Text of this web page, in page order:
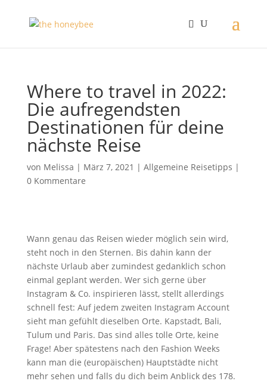
Where to travel in 2022:
Die aufregendsten
Destinationen für deine
nächste Reise
von Melissa | März 7, 2021 | Allgemeine Reisetipps |
0 Kommentare
Wann genau das Reisen wieder möglich sein wird,
steht noch in den Sternen. Bis dahin kann der
nächste Urlaub aber zumindest gedanklich schon
einmal geplant werden. Wer sich gerne über
Instagram & Co. inspirieren lässt, stellt allerdings
schnell fest: Auf jedem zweiten Instagram Account
sieht man gefühlt dieselben Orte. Kapstadt, Bali,
Tulum und Paris. Das sind alles tolle Orte, keine
Frage! Aber spätestens nach den Fashion Weeks
kann man die (europäischen) Hauptstädte nicht
mehr sehen und falls du dich beim Anblick des 178.